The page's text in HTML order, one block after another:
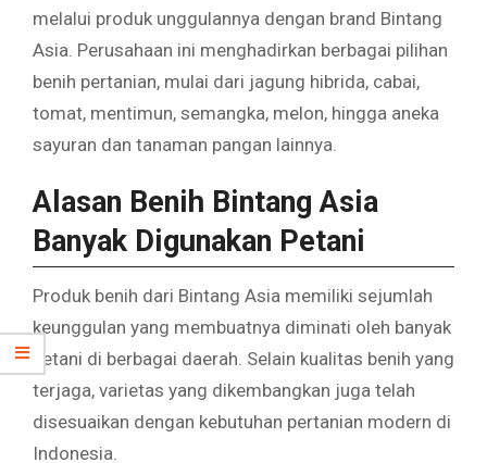
melalui produk unggulannya dengan brand Bintang
Asia. Perusahaan ini menghadirkan berbagai pilihan
benih pertanian, mulai dari jagung hibrida, cabai,
tomat, mentimun, semangka, melon, hingga aneka
sayuran dan tanaman pangan lainnya.
Alasan Benih Bintang Asia
Banyak Digunakan Petani
Produk benih dari Bintang Asia memiliki sejumlah
keunggulan yang membuatnya diminati oleh banyak
petani di berbagai daerah. Selain kualitas benih yang
terjaga, varietas yang dikembangkan juga telah
disesuaikan dengan kebutuhan pertanian modern di
Indonesia.